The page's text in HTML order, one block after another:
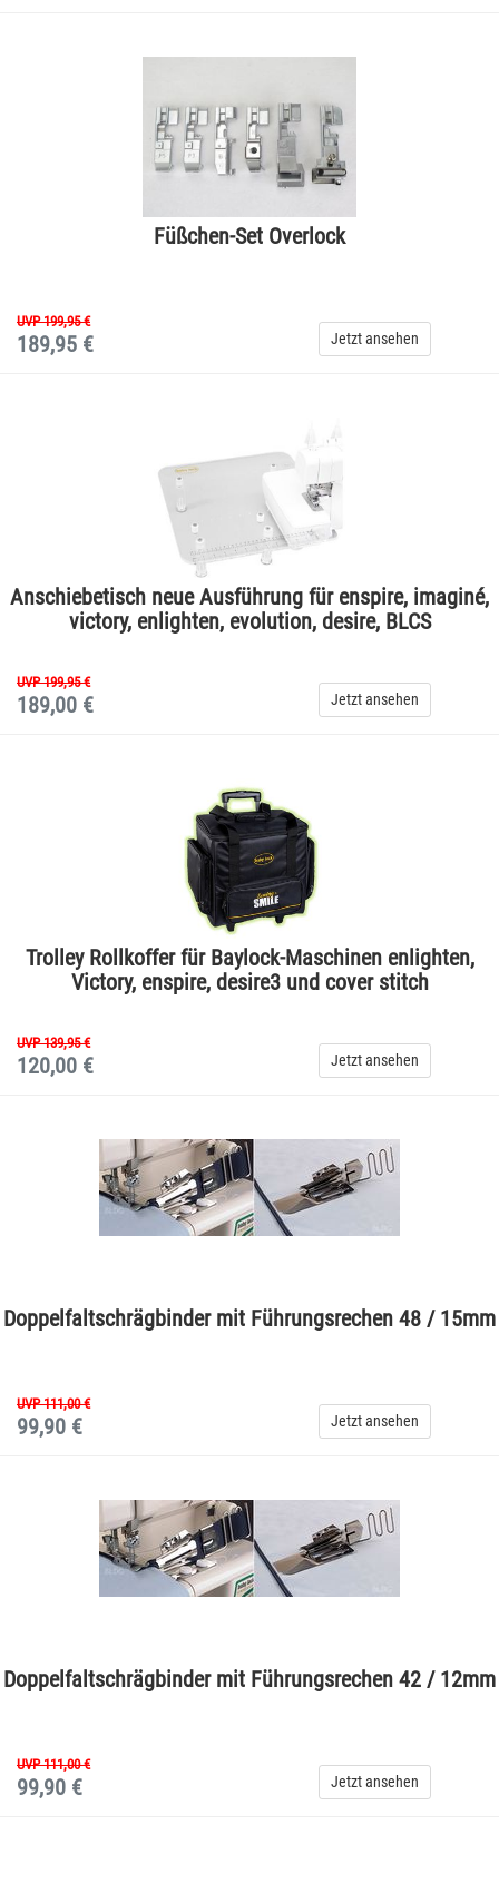
Füßchen-Set Overlock
UVP 199,95 €
189,95 € Jetzt ansehen
Anschiebetisch neue Ausführung für enspire, imaginé,
victory, enlighten, evolution, desire, BLCS
UVP 199,95 €
189,00 € Jetzt ansehen
Trolley Rollkoffer für Baylock-Maschinen enlighten,
Victory, enspire, desire3 und cover stitch
UVP 139,95 €
120,00 € Jetzt ansehen
Doppelfaltschrägbinder mit Führungsrechen 48 / 15mm
UVP 111,00 €
99,90 € Jetzt ansehen
Doppelfaltschrägbinder mit Führungsrechen 42 / 12mm
UVP 111,00 €
99,90 € Jetzt ansehen